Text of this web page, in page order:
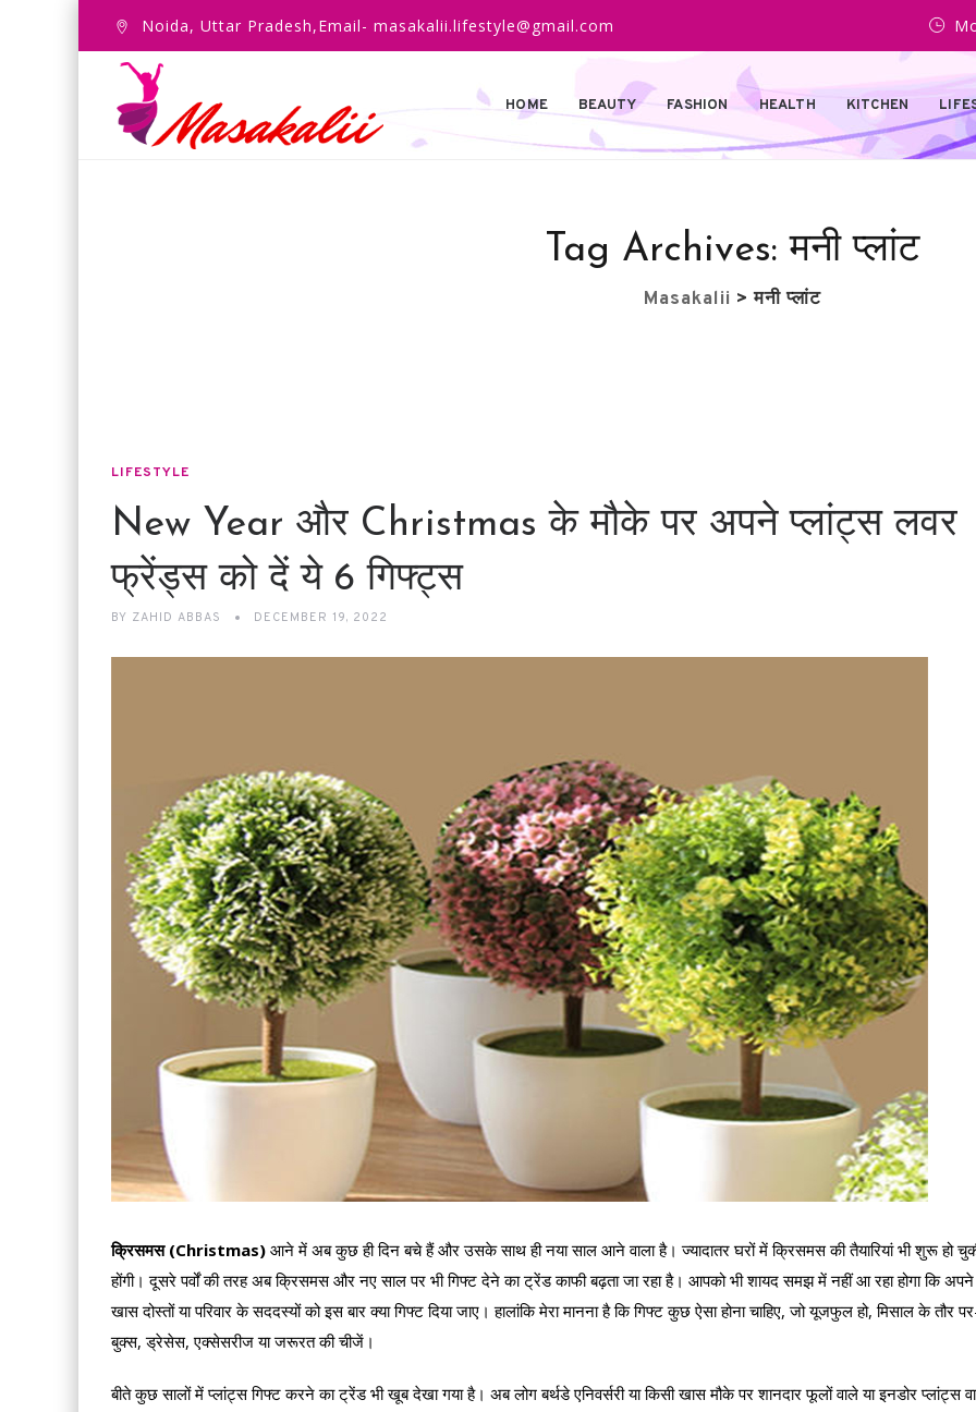
Noida, Uttar Pradesh,Email- masakalii.lifestyle@gmail.com
HOME BEAUTY FASHION HEALTH KITCHEN
Tag Archives:मनी प्लांट
Masakalii >मनी प्लांट
LIFESTYLE
New Year और Christmas के मौके पर अपने प्लांट्स लवर
फ्रेंड्स को दें ये 6 गिफ्ट्स
BY ZAHID ABBAS DECEMBER 19, 2022
क्रिसमस (Christmas) आने में अब कुछ ही दिन बचे हैं और उसके साथ ही नया साल आने वाला है। ज्यादातर घरों में क्रिसमस की तैयारियां भी शुरू हो
होंगी। दूसरे पर्वों की तरह अब क्रिसमस और नए साल पर भी गिफ्ट देने का ट्रेंड काफी बढ़ता जा रहा है। आपको भी शायद समझ में नहीं आ रहा होगा कि अपने
खास दोस्तों या परिवार के सददस्यों को इस बार क्या गिफ्ट दिया जाए। हालांकि मेरा मानना है कि गिफ्ट कुछ ऐसा होना चाहिए, जो यूजफुल हो, मिसाल के तौर
बुक्स, ड्रेसेस, एक्सेसरीज या जरूरत की चीजें।
बीते कुछ सालों में प्लांट्स गिफ्ट करने का ट्रेंड भी खूब देखा गया है। अब लोग बर्थडे एनिवर्सरी या किसी खास मौके पर शानदार फूलों वाले या इनडोर प्लांट्स